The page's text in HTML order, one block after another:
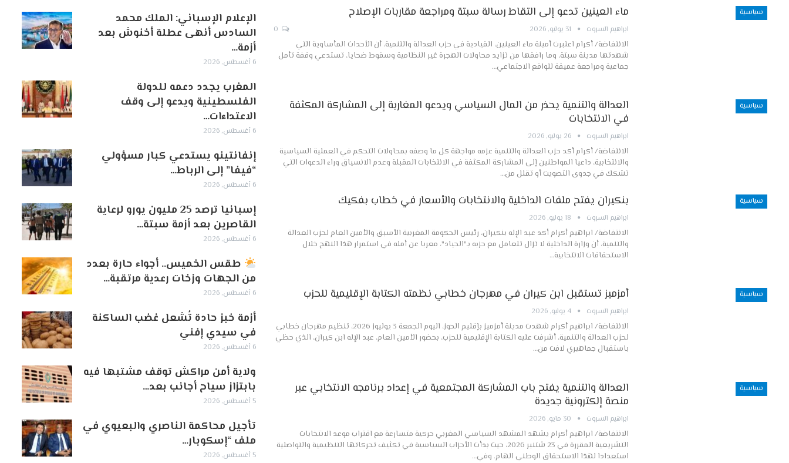
سياسية ماء العينين تدعو إلى التقاط رسالة سبتة ومراجعة مقاربات الإصلاح
ابراهيم السروت 31 يوليو, 2026
الانتفاضة/ أكرام اعتبرت أمينة ماء العينين، القيادية في حزب العدالة والتنمية، أن الأحداث المأساوية التي
شهدتها مدينة سبتة، وما رافقها من تزايد محاولات الهجرة غير النظامية وسقوط ضحايا، تستدعي وقفة تأمل
جماعية ومراجعة عميقة للواقع الاجتماعي…
سياسية
العدالة والتنمية يحذر من المال السياسي ويدعو المغاربة إلى المشاركة المكثفة
في الانتخابات
ابراهيم السروت 26 يوليو, 2026
الانتفاضة/ أكرام أكد حزب العدالة والتنمية عزمه مواجهة كل ما وصفه بمحاولات التحكم في العملية السياسية
والانتخابية، داعيا المواطنين إلى المشاركة المكثفة في الانتخابات المقبلة وعدم الانسياق وراء الدعوات التي
تشكك في جدوى التصويت أو تقلل من…
سياسية بنكيران يفتح ملفات الداخلية والانتخابات والأسعار في خطاب بفكيك
ابراهيم السروت 18 يوليو, 2026
الانتفاضة/ ابراهيم أكرام أكد عبد الإله بنكيران، رئيس الحكومة المغربية الأسبق والأمين العام لحزب العدالة
والتنمية، أن وزارة الداخلية لا تزال تتعامل مع حزبه بـ"الحياد"، معربا عن أمله في استمرار هذا النهج خلال
الاستحقاقات الانتخابية…
سياسية أمزميز تستقبل ابن كيران في مهرجان خطابي نظمته الكتابة الإقليمية للحزب
ابراهيم السروت 4 يوليو, 2026
الانتفاضة/ ابراهيم أكرام شهدت مدينة أمزميز بإقليم الحوز، اليوم الجمعة 3 يوليوز 2026، تنظيم مهرجان خطابي
لحزب العدالة والتنمية، أشرفت عليه الكتابة الإقليمية للحزب، بحضور الأمين العام، عبد الإله ابن كيران، الذي حظي
باستقبال جماهيري لافت من…
سياسية
العدالة والتنمية يفتح باب المشاركة المجتمعية في إعداد برنامجه الانتخابي عبر
منصة إلكترونية جديدة
ابراهيم السروت 30 مايو, 2026
الانتفاضة/ ابراهيم أكرام يشهد المشهد السياسي المغربي حركية متسارعة مع اقتراب موعد الانتخابات
التشريعية المقررة في 23 شتنبر 2026، حيث بدأت الأحزاب السياسية في تكثيف تحركاتها التنظيمية والتواصلية
استعدادا لهذا الاستحقاق الوطني الهام. وفي…
الإعلام الإسباني: الملك محمد
السادس أنهى عطلة أخنوش بعد
أزمة…
6 أغسطس, 2026
المغرب يجدد دعمه للدولة
الفلسطينية ويدعو إلى وقف
الاعتداءات…
6 أغسطس, 2026
إنفانتينو يستدعي كبار مسؤولي
“فيفا” إلى الرباط…
6 أغسطس, 2026
إسبانيا ترصد 25 مليون يورو لرعاية
القاصرين بعد أزمة سبتة…
6 أغسطس, 2026
طقس الخميس.. أجواء حارة بعدد
من الجهات وزخات رعدية مرتقبة…
6 أغسطس, 2026
أزمة خبز حادة تُشعل غضب الساكنة
في سيدي إفني
6 أغسطس, 2026
ولاية أمن مراكش توقف مشتبها فيه
بابتزاز سياح أجانب بعد…
5 أغسطس, 2026
تأجيل محاكمة الناصري والبعيوي في
ملف “إسكوبار…
5 أغسطس, 2026